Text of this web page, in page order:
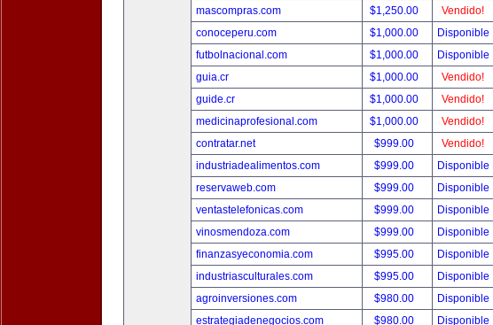
mascompras.com
$1,250.00
Vendido!
conoceperu.com
$1,000.00
Disponible
futbolnacional.com
$1,000.00
Disponible
guia.cr
$1,000.00
Vendido!
guide.cr
$1,000.00
Vendido!
medicinaprofesional.com
$1,000.00
Vendido!
contratar.net
$999.00
Vendido!
industriadealimentos.com
$999.00
Disponible
reservaweb.com
$999.00
Disponible
ventastelefonicas.com
$999.00
Disponible
vinosmendoza.com
$999.00
Disponible
finanzasyeconomia.com
$995.00
Disponible
industriasculturales.com
$995.00
Disponible
agroinversiones.com
$980.00
Disponible
estrategiadenegocios.com
$980.00
Disponible